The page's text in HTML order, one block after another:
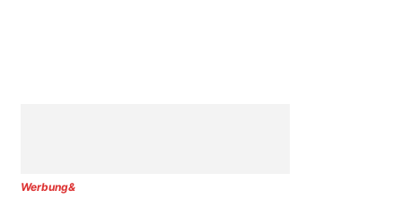
Werbung&